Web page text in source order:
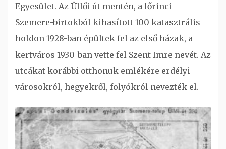
Egyesület. Az Üllői út mentén, a lőrinci
Szemere-birtokból kihasított 100 katasztrális
holdon 1928-ban épültek fel az első házak, a
kertváros 1930-ban vette fel Szent Imre nevét. Az
utcákat korábbi otthonuk emlékére erdélyi
városokról, hegyekről, folyókról nevezték el.